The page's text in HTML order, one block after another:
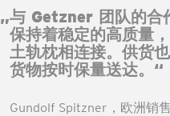
„与 Getzner 团队的合
保持着稳定的高质量
土轨枕相连接。供货
货物按时保量送达。“
Gundolf Spitzner，欧洲销